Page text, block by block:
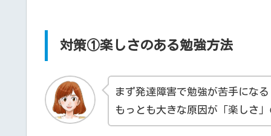
対策①楽しさのある勉強方法
まず発達障害で勉強が苦手になる
もっとも大きな原因が「楽しさ」